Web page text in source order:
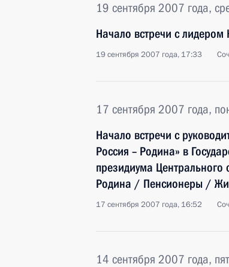
19 сентября 2007 года,
Начало встречи с
19 сентября 2007 года, 17:33
17 сентября 2007 года,
Начало встречи с
Россия – Родина» в
президиума Центрального
Родина / Пенсионеры /
17 сентября 2007 года, 16:52
14 сентября 2007 года,